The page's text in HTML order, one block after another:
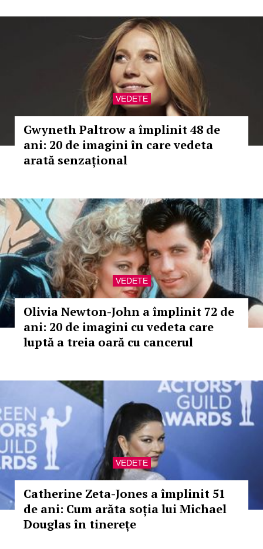
VEDETE
Gwyneth Paltrow a împlinit 48 de
ani: 20 de imagini în care vedeta
arată senzațional
VEDETE
Olivia Newton-John a împlinit 72 de
ani: 20 de imagini cu vedeta care
luptă a treia oară cu cancerul
VEDETE
Catherine Zeta-Jones a împlinit 51
de ani: Cum arăta soția lui Michael
Douglas în tinerețe